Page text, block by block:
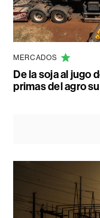
MERCADOS
De la soja al jugo
primas del agro